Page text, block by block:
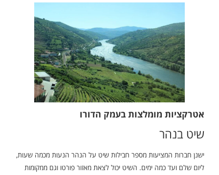
אטרקציות מומלצות בעמק הדורו
שיט בנהר
ישנן חברות המציעות מספר חבילות שיט על הנהר הנעות מכמה שעות,
ליום שלם ועד כמה ימים. השיט יכול לצאת מאזור פורטו וגם ממקומות